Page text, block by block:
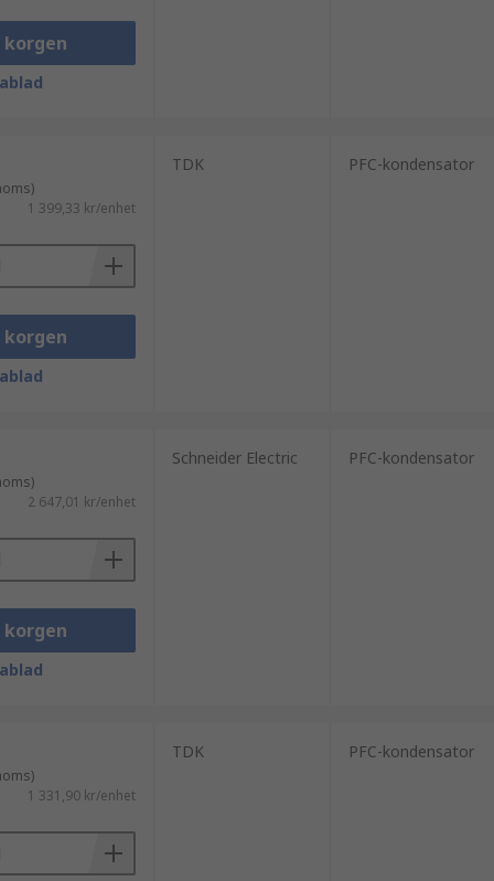
korgen
1 399,33 kr/enhet
korgen
TDK PFC-kondensator
2 647,01 kr/enhet
korgen
Schneider Electric PFC-kondensator
1 331,90 kr/enhet
TDK PFC-kondensator